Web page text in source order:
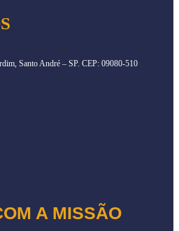
Santo André – SP. CEP: 09080-510
A MISSÃO